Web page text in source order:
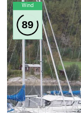
Wind
89